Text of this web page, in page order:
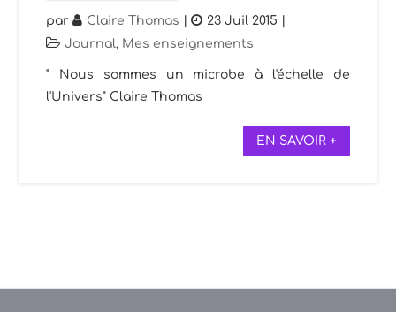
par Claire Thomas | 23 Juil 2015 |
Journal, Mes enseignements
" Nous sommes un microbe à l'échelle de
l'Univers" Claire Thomas
EN SAVOIR +